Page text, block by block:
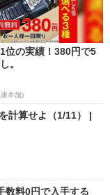
位の実績！380円で5
。
本舗)
計算せよ（1/11） |
数料0円で入手する